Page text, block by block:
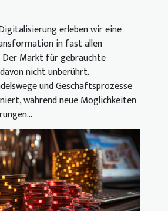
erleben wir eine
in fast allen
Der Markt für gebrauchte
nicht unberührt.
und Geschäftsprozesse
während neue Möglichkeiten